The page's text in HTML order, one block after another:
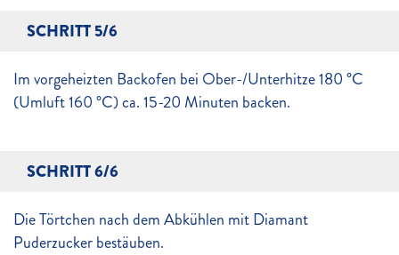
SCHRITT 5/6
Im vorgeheizten Backofen bei Ober-/Unterhitze 180 °C
(Umluft 160 °C) ca. 15-20 Minuten backen.
SCHRITT 6/6
Die Törtchen nach dem Abkühlen mit Diamant
Puderzucker bestäuben.